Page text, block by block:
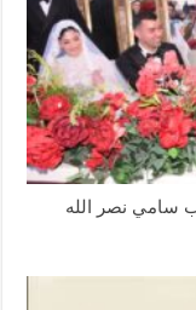
سامي نصر الله